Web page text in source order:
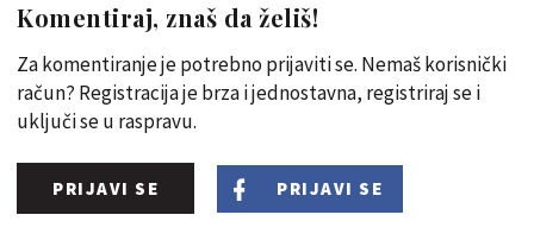
Komentiraj, znaš da želiš!
Za komentiranje je potrebno prijaviti se. Nemaš korisnički
račun? Registracija je brza i jednostavna, registriraj se i
uključi se u raspravu.
PRIJAVI SE PRIJAVI SE